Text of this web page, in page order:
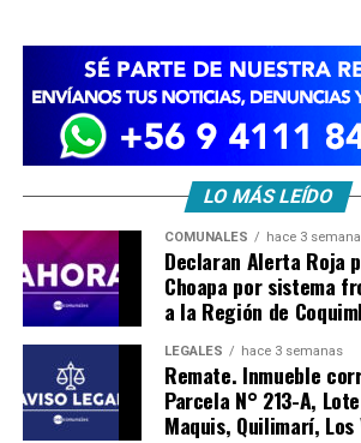
LO MÁS LEÍDO
COMUNALES hace 3
Declaran Alerta Roja
Choapa por sistema
a la Región de
LEGALES hace 3 semanas
Remate. Inmueble
Parcela N° 213-A,
Maquis, Quilimarí, Los